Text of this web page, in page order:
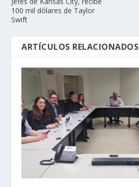
100 mil dólares de Taylor
Swift
ARTÍCULOS RELACIONADOS